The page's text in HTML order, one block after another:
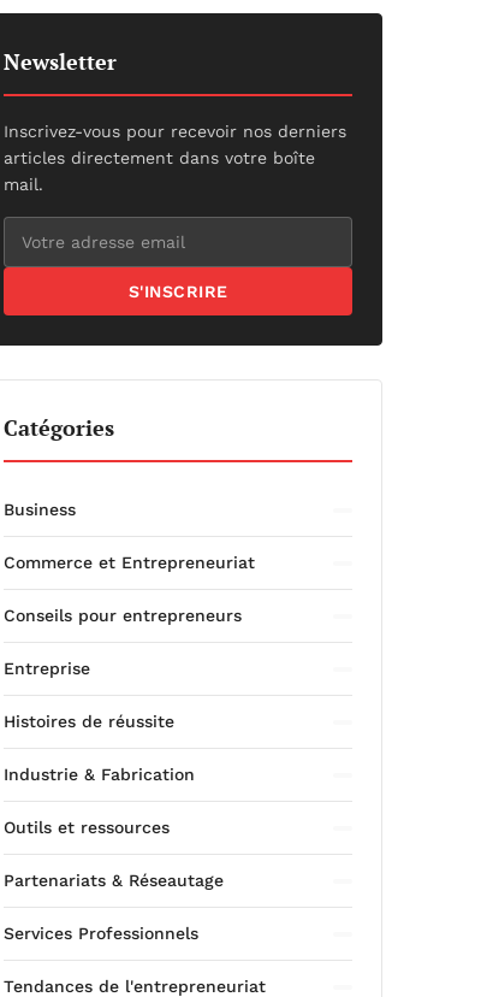
Newsletter
Inscrivez-vous pour recevoir nos derniers
articles directement dans votre boîte
mail.
S'INSCRIRE
Catégories
Business
Commerce et Entrepreneuriat
Conseils pour entrepreneurs
Entreprise
Histoires de réussite
Industrie & Fabrication
Outils et ressources
Partenariats & Réseautage
Services Professionnels
Tendances de l'entrepreneuriat